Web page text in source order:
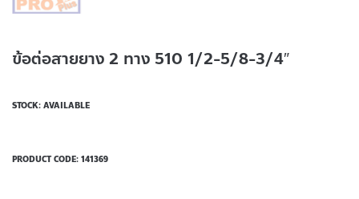
ข้อต่อสายยาง 2 ทาง 510 1/2-5/8-3/4″
STOCK: AVAILABLE
PRODUCT CODE: 141369